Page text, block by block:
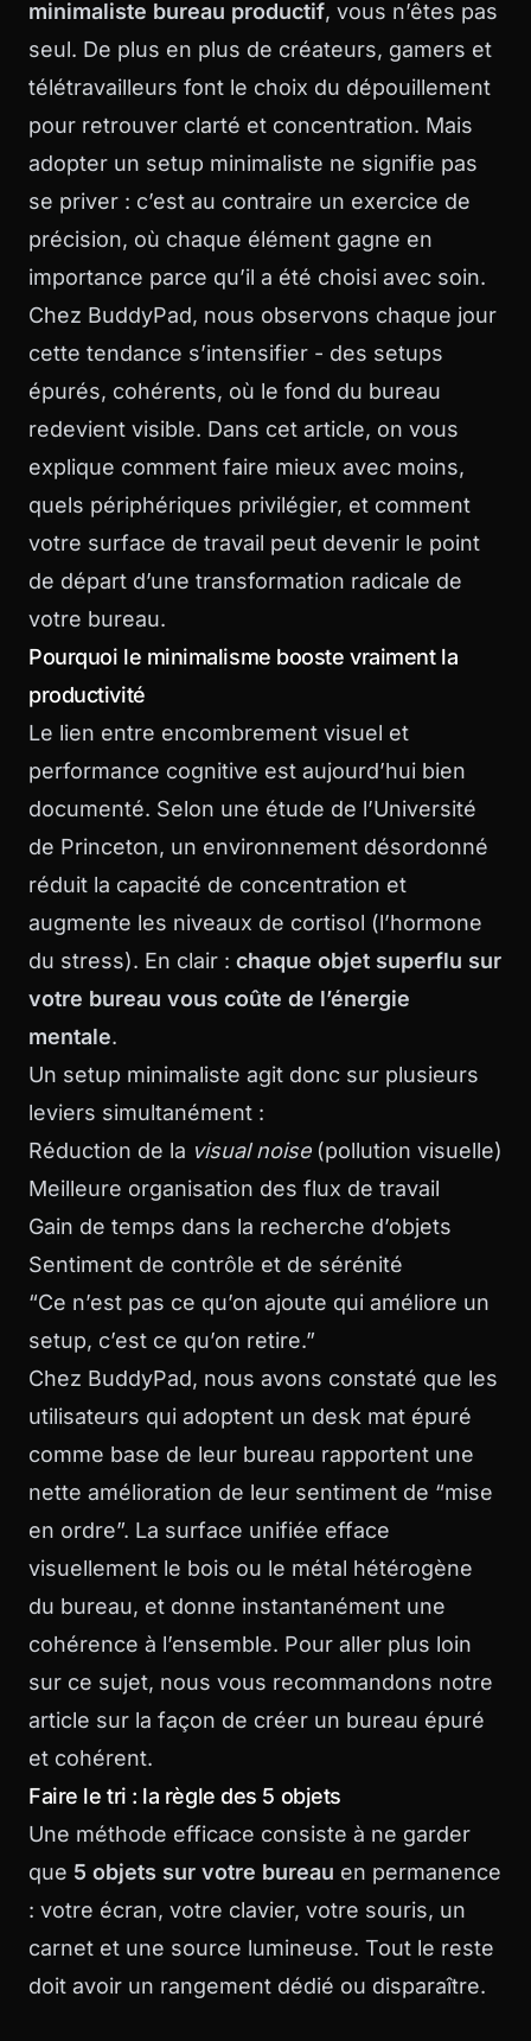
minimaliste bureau productif, vous n’êtes pas
seul. De plus en plus de créateurs, gamers et
télétravailleurs font le choix du dépouillement
pour retrouver clarté et concentration. Mais
adopter un setup minimaliste ne signifie pas
se priver : c’est au contraire un exercice de
précision, où chaque élément gagne en
importance parce qu’il a été choisi avec soin.
Chez BuddyPad, nous observons chaque jour
cette tendance s’intensifier - des setups
épurés, cohérents, où le fond du bureau
redevient visible. Dans cet article, on vous
explique comment faire mieux avec moins,
quels périphériques privilégier, et comment
votre surface de travail peut devenir le point
de départ d’une transformation radicale de
votre bureau.
Pourquoi le minimalisme booste vraiment la
productivité
Le lien entre encombrement visuel et
performance cognitive est aujourd’hui bien
documenté. Selon une étude de l’Université
de Princeton, un environnement désordonné
réduit la capacité de concentration et
augmente les niveaux de cortisol (l’hormone
du stress). En clair : chaque objet superflu sur
votre bureau vous coûte de l’énergie
mentale.
Un setup minimaliste agit donc sur plusieurs
leviers simultanément :
Réduction de la visual noise(pollution visuelle)
Meilleure organisation des flux de travail
Gain de temps dans la recherche d’objets
Sentiment de contrôle et de sérénité
“Ce n’est pas ce qu’on ajoute qui améliore un
setup, c’est ce qu’on retire.”
Chez BuddyPad, nous avons constaté que les
utilisateurs qui adoptent un desk mat épuré
comme base de leur bureau rapportent une
nette amélioration de leur sentiment de “mise
en ordre”. La surface unifiée efface
visuellement le bois ou le métal hétérogène
du bureau, et donne instantanément une
cohérence à l’ensemble. Pour aller plus loin
sur ce sujet, nous vous recommandons notre
article sur la façon de créer un bureau épuré
et cohérent.
Faire le tri : la règle des 5 objets
Une méthode efficace consiste à ne garder
que 5 objets sur votre bureau en permanence
: votre écran, votre clavier, votre souris, un
carnet et une source lumineuse. Tout le reste
doit avoir un rangement dédié ou disparaître.